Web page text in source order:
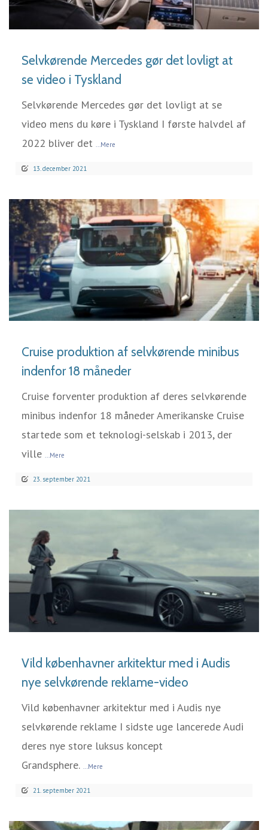
LÆS MERE
Selvkørende Mercedes gør det lovligt at
se video i Tyskland
Selvkørende Mercedes gør det lovligt at se
video mens du køre i Tyskland I første halvdel af
2022 bliver det ...Mere
13. december 2021
LÆS MERE
Cruise produktion af selvkørende minibus
indenfor 18 måneder
Cruise forventer produktion af deres selvkørende
minibus indenfor 18 måneder Amerikanske Cruise
startede som et teknologi-selskab i 2013, der
ville ...Mere
23. september 2021
LÆS MERE
Vild københavner arkitektur med i Audis
nye selvkørende reklame-video
Vild københavner arkitektur med i Audis nye
selvkørende reklame I sidste uge lancerede Audi
deres nye store luksus koncept
Grandsphere.
...Mere
21. september 2021